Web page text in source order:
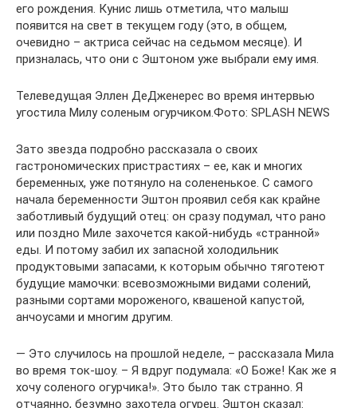
его рождения. Кунис лишь отметила, что малыш
появится на свет в текущем году (это, в общем,
очевидно – актриса сейчас на седьмом месяце). И
призналась, что они с Эштоном уже выбрали ему имя.
Телеведущая Эллен ДеДженерес во время интервью
угостила Милу соленым огурчиком.Фото: SPLASH NEWS
Зато звезда подробно рассказала о своих
гастрономических пристрастиях – ее, как и многих
беременных, уже потянуло на солененькое. С самого
начала беременности Эштон проявил себя как крайне
заботливый будущий отец: он сразу подумал, что рано
или поздно Миле захочется какой-нибудь «странной»
еды. И потому забил их запасной холодильник
продуктовыми запасами, к которым обычно тяготеют
будущие мамочки: всевозможными видами солений,
разными сортами мороженого, квашеной капустой,
анчоусами и многим другим.
— Это случилось на прошлой неделе, – рассказала Мила
во время ток-шоу. – Я вдруг подумала: «О Боже! Как же я
хочу соленого огурчика!». Это было так странно. Я
отчаянно, безумно захотела огурец. Эштон сказал: